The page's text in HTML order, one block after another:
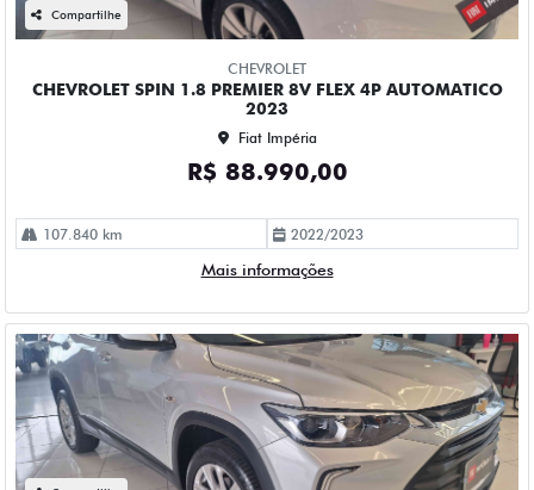
Compartilhe
CHEVROLET
CHEVROLET SPIN 1.8 PREMIER 8V FLEX 4P AUTOMATICO
2023
Fiat Impéria
R$ 88.990,00
107.840 km 2022/2023
Mais informações